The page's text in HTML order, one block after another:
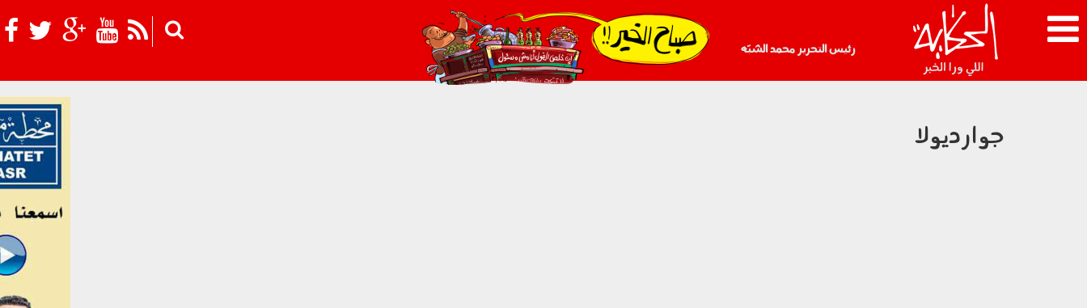
رئيس التحرير محمد الشبّه
021_2.png
جوارديولا